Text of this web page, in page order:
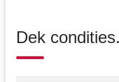
Dek condities.